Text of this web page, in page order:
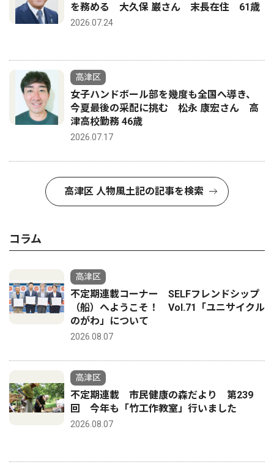
を務める 大久保 巌さん 末長在住 61歳
2026.07.24
高津区
女子ハンドボール部を幾度も全国へ導き、
今夏最後の采配に挑む 松永 康宏さん 高
津高校勤務 46歳
2026.07.17
高津区 人物風土記の記事を検索
コラム
高津区
不定期連載コーナー SELFフレンドシップ
（船）へようこそ！ Vol.71「ユニサイクル
のがわ」について
2026.08.07
高津区
不定期連載 市民健康の森だより 第239
回 今年も「竹工作教室」行いました
2026.08.07